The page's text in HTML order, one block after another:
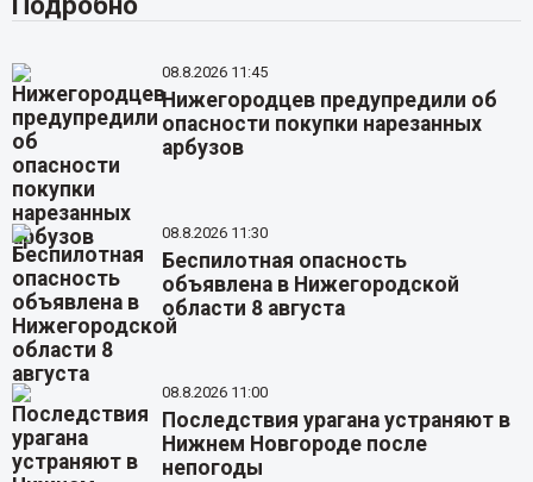
08.8.2026 11:45
Нижегородцев предупредили об
опасности покупки нарезанных
арбузов
08.8.2026 11:30
Беспилотная опасность
объявлена в Нижегородской
области 8 августа
08.8.2026 11:00
Последствия урагана устраняют в
Нижнем Новгороде после
непогоды